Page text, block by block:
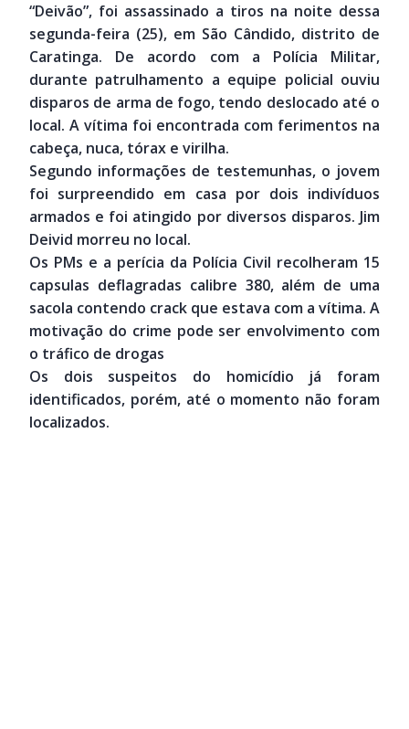
“Deivão”, foi assassinado a tiros na noite dessa
segunda-feira (25), em São Cândido, distrito de
Caratinga. De acordo com a Polícia Militar,
durante patrulhamento a equipe policial ouviu
disparos de arma de fogo, tendo deslocado até o
local. A vítima foi encontrada com ferimentos na
cabeça, nuca, tórax e virilha.
Segundo informações de testemunhas, o jovem
foi surpreendido em casa por dois indivíduos
armados e foi atingido por diversos disparos. Jim
Deivid morreu no local.
Os PMs e a perícia da Polícia Civil recolheram 15
capsulas deflagradas calibre 380, além de uma
sacola contendo crack que estava com a vítima. A
motivação do crime pode ser envolvimento com
o tráfico de drogas
Os dois suspeitos do homicídio já foram
identificados, porém, até o momento não foram
localizados.